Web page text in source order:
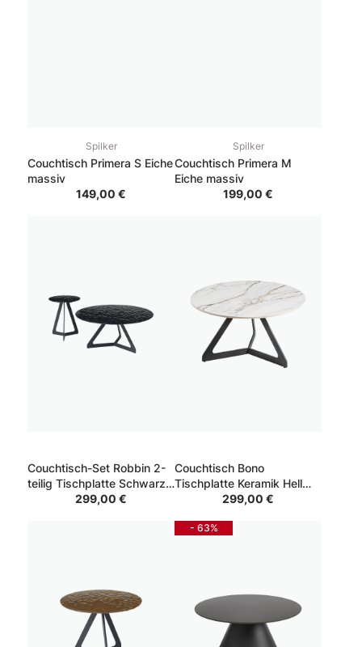
Spilker
Couchtisch Primera S Eiche
massiv
149,00 €
Spilker
Couchtisch Primera M
Eiche massiv
199,00 €
Couchtisch-Set Robbin 2-
teilig Tischplatte Schwarz
Gestell Schwarz
299,00 €
Couchtisch Bono
Tischplatte Keramik Hell
Gestell Schwarz 80*80*40
299,00 €
- 63%